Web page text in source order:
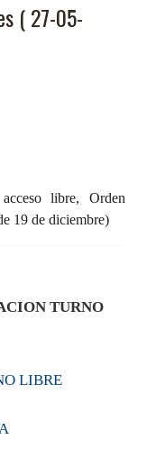
( 27-05-
libre, Orden
19 de diciembre)
TURNO
LIBRE